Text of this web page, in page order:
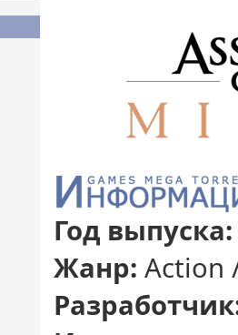
Год выпуска:
Жанр: Action